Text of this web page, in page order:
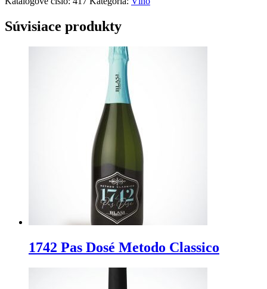
Súvisiace produkty
1742 Pas Dosé Metodo Classico